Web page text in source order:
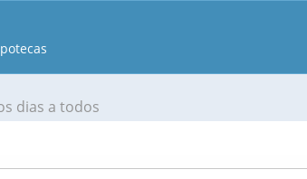
dias a todos